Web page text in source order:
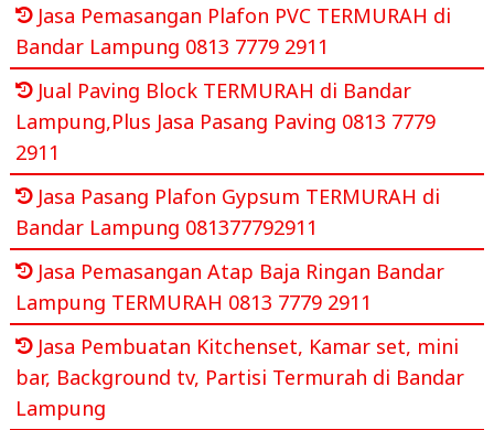
Jasa Pemasangan Plafon PVC TERMURAH di
Bandar Lampung 0813 7779 2911
Jual Paving Block TERMURAH di Bandar
Lampung,Plus Jasa Pasang Paving 0813 7779
2911
Jasa Pasang Plafon Gypsum TERMURAH di
Bandar Lampung 081377792911
Jasa Pemasangan Atap Baja Ringan Bandar
Lampung TERMURAH 0813 7779 2911
Jasa Pembuatan Kitchenset, Kamar set, mini
bar, Background tv, Partisi Termurah di Bandar
Lampung